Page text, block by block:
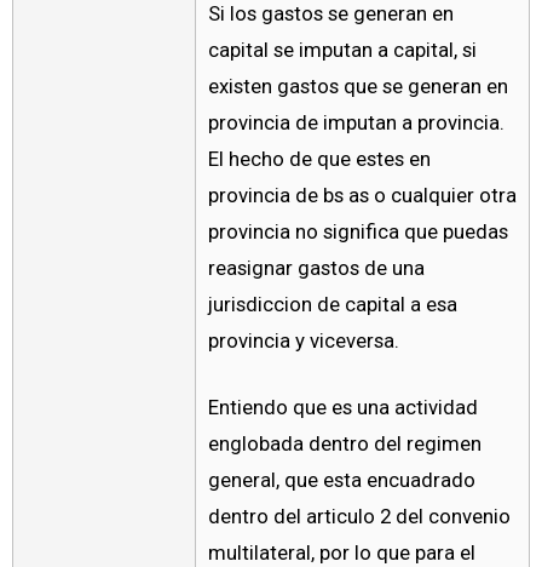
Si los gastos se generan en
capital se imputan a capital, si
existen gastos que se generan en
provincia de imputan a provincia.
El hecho de que estes en
provincia de bs as o cualquier otra
provincia no significa que puedas
reasignar gastos de una
jurisdiccion de capital a esa
provincia y viceversa.
Entiendo que es una actividad
englobada dentro del regimen
general, que esta encuadrado
dentro del articulo 2 del convenio
multilateral, por lo que para el